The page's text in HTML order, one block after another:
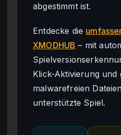
abgestimmt ist.
Entdecke die
XMODHUB – mit
Klick-Aktivierung und
malwarefreien
unterstützte Spiel.